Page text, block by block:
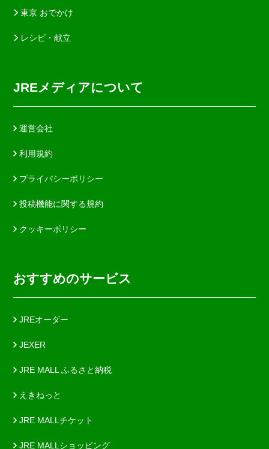
東京 おでかけ
レシピ・献立
JREメディアについて
運営会社
利用規約
プライバシーポリシー
投稿機能に関する規約
クッキーポリシー
おすすめのサービス
JREオーダー
JEXER
JRE MALL ふるさと納税
えきねっと
JRE MALLチケット
JRE MALLショッピング